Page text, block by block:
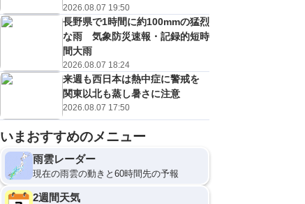
2026.08.07 19:50
長野県で1時間に約100mmの猛烈
な雨 気象防災速報・記録的短時
間大雨
2026.08.07 18:24
来週も西日本は熱中症に警戒を
関東以北も蒸し暑さに注意
2026.08.07 17:50
いまおすすめのメニュー
雨雲レーダー
現在の雨雲の動きと60時間先の予報
2週間天気